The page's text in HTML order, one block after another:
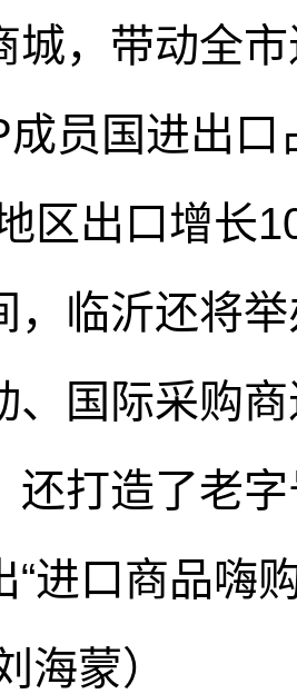
城，带动全
员国进出口
区出口增长
，临沂还将
、国际采购
还打造了老
“进口商品嗨
海蒙）